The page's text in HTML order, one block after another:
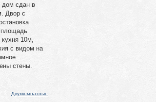
дом сдан в
Двор с
площадь
10м,
с видом на
стены.
Двухкомнатные